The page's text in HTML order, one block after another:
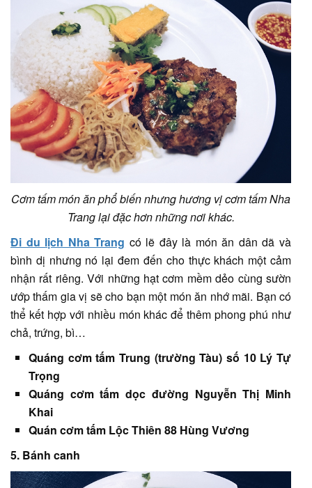
Cơm tấm món ăn phổ biến nhưng hương vị cơm tấm Nha
Trang lại đặc hơn những nơi khác.
Đi du lịch Nha Trang có lẽ đây là món ăn dân dã và
bình dị nhưng nó lại đem đến cho thực khách một cảm
nhận rất riêng. Với những hạt cơm mềm dẻo cùng sườn
ướp thấm gia vị sẽ cho bạn một món ăn nhớ mãi. Bạn có
thể kết hợp với nhiều món khác để thêm phong phú như
chả, trứng, bì…
Quáng cơm tấm Trung (trường Tàu) số 10 Lý Tự
Trọng
Quáng cơm tấm dọc đường Nguyễn Thị Minh
Khai
Quán cơm tấm Lộc Thiên 88 Hùng Vương
5. Bánh canh